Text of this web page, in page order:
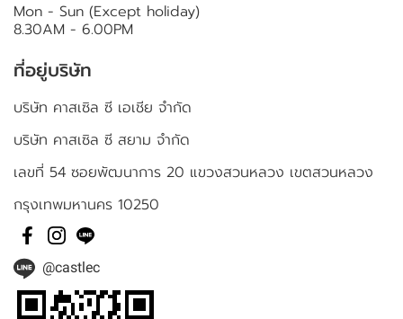
Mon - Sun (Except holiday)
8.30AM - 6.00PM
ที่อยู่บริษัท
บริษัท คาสเซิล ซี เอเชีย จำกัด
บริษัท คาสเซิล ซี สยาม จำกัด
เลขที่ 54 ซอยพัฒนาการ 20 แขวงสวนหลวง เขตสวนหลวง
กรุงเทพมหานคร 10250
@castlec